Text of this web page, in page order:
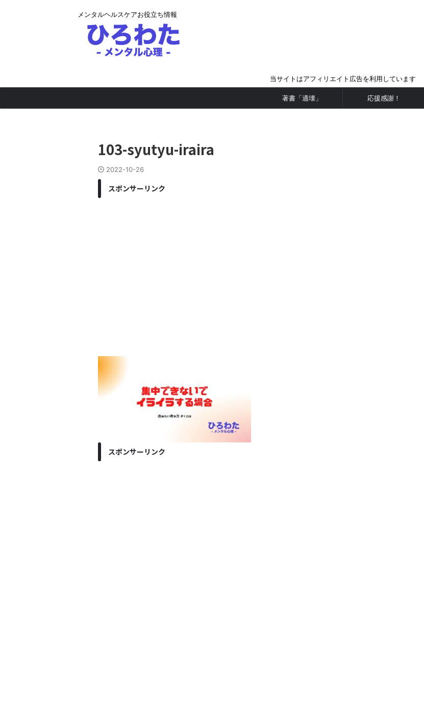
メンタルヘルスケアお役立ち情報
当サイトはアフィリエイト広告を利用しています
著書「適壊」 応援感謝！
103-syutyu-iraira
2022-10-26
スポンサーリンク
スポンサーリンク